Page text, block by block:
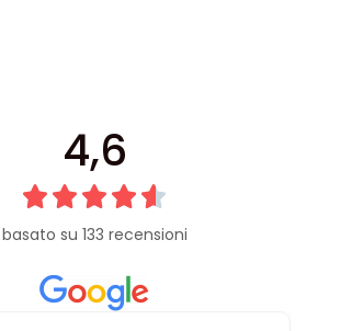
4,6
basato su 133 recensioni